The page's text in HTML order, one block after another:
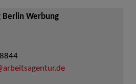
Berlin Werbung